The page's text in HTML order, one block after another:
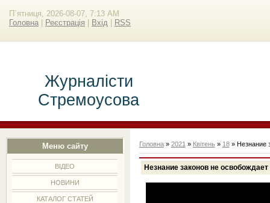
П`ятниця, 2026-08-07, 7:13 AM
Головна
Реєстрація Вхід RSS
Журналісти
Стремоусова
Меню сайту
ВІДЕО
НОВИНИ
КАТАЛОГ СТАТЕЙ
Головна» 2021 » Квітень » 18» Незнание
Незнание законов не освобождает